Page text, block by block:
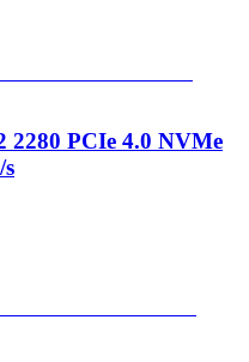
2280 PCIe 4.0 NVMe